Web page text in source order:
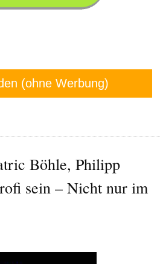
(ohne Werbung)
Böhle, Philipp
sein – Nicht nur im